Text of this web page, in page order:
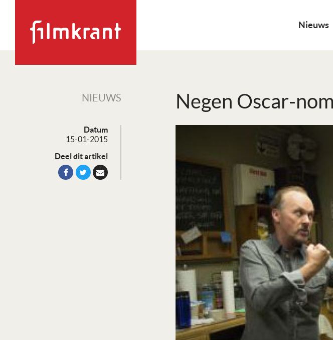
Nieuws
NIEUWS Negen Oscar-
Datum
15-01-2015
Deel dit artikel